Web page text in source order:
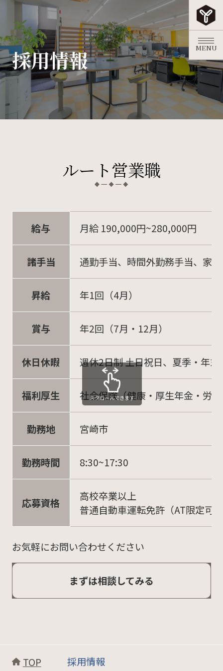
MENU
お知らせ
導入事例
会社概要
プライバシーポリシー
採用情報
ルート営業職
給与 月給 190,000円~280,000円
諸手当 通勤手当、時間外勤務手当、家
昇給 年1回（4月）
賞与 年2回（7月・12月）
休日休暇 週休2日制 土日祝日、夏季・年
福利厚生 社会保険（健康・厚生年金・労
勤務地 宮崎市
勤務時間 8:30~17:30
応募資格
高校卒業以上
普通自動車運転免許（AT限定可）
スクロールできます
お気軽にお問い合わせください
まずは相談してみる
TOP 採用情報